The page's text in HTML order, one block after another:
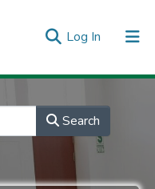
Log In (current)
Search